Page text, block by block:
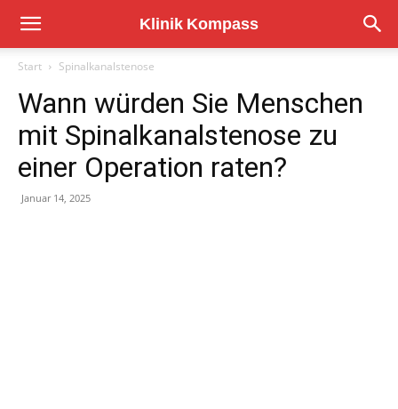
Start Spinalkanalstenose
Wann würden Sie Menschen
mit Spinalkanalstenose zu
einer Operation raten?
Januar 14, 2025